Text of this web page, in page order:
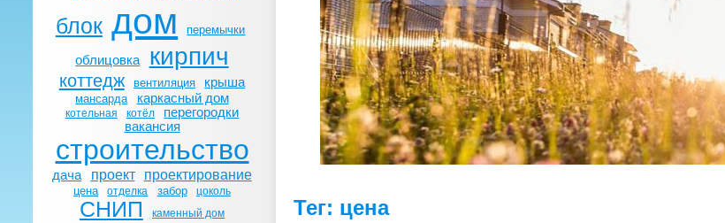
Тег: цена
блок дом перемычки
облицовка кирпич
коттедж вентиляция крыша
мансарда каркасный дом
котельная котёл
перегородки
вакансия
строительство
дача проект проектирование
цена отделка забор цоколь
СНИП
каменный дом